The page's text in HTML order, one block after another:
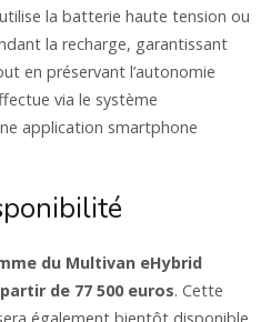
la batterie haute tension ou
la recharge, garantissant
en préservant l’autonomie
via le système
application smartphone
du Multivan eHybrid
de 77 500 euros. Cette